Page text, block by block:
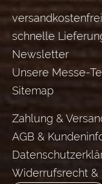
schnelle
Newsletter
Unsere Messe-
Sitemap
Zahlung &
AGB &
Widerrufsrecht &